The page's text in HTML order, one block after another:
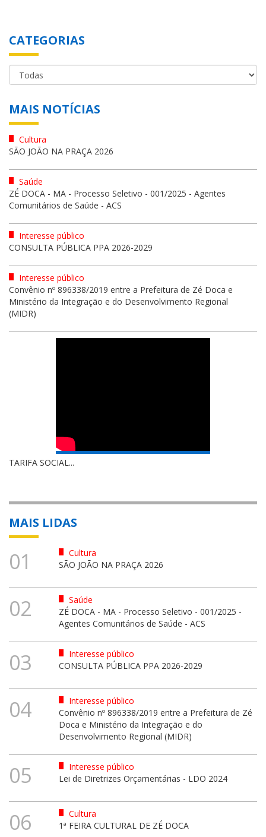
CATEGORIAS
MAIS NOTÍCIAS
Cultura
SÃO JOÃO NA PRAÇA 2026
Saúde
ZÉ DOCA - MA - Processo Seletivo - 001/2025 - Agentes
Comunitários de Saúde - ACS
Interesse público
CONSULTA PÚBLICA PPA 2026-2029
Interesse público
Convênio nº 896338/2019 entre a Prefeitura de Zé Doca e
Ministério da Integração e do Desenvolvimento Regional
(MIDR)
TARIFA SOCIAL...
MAIS LIDAS
01
Cultura
SÃO JOÃO NA PRAÇA 2026
02
Saúde
ZÉ DOCA - MA - Processo Seletivo - 001/2025 -
Agentes Comunitários de Saúde - ACS
03
Interesse público
CONSULTA PÚBLICA PPA 2026-2029
04
Interesse público
Convênio nº 896338/2019 entre a Prefeitura de Zé
Doca e Ministério da Integração e do
Desenvolvimento Regional (MIDR)
05
Interesse público
Lei de Diretrizes Orçamentárias - LDO 2024
06
Cultura
1ª FEIRA CULTURAL DE ZÉ DOCA